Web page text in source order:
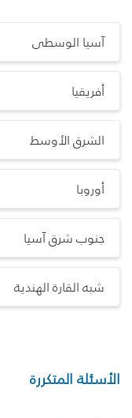
آسيا الوسطى
أفريقيا
الشرق الأوسط
أوروبا
جنوب شرق آسيا
شبه القارة الهندية
الأسئلة المتكررة